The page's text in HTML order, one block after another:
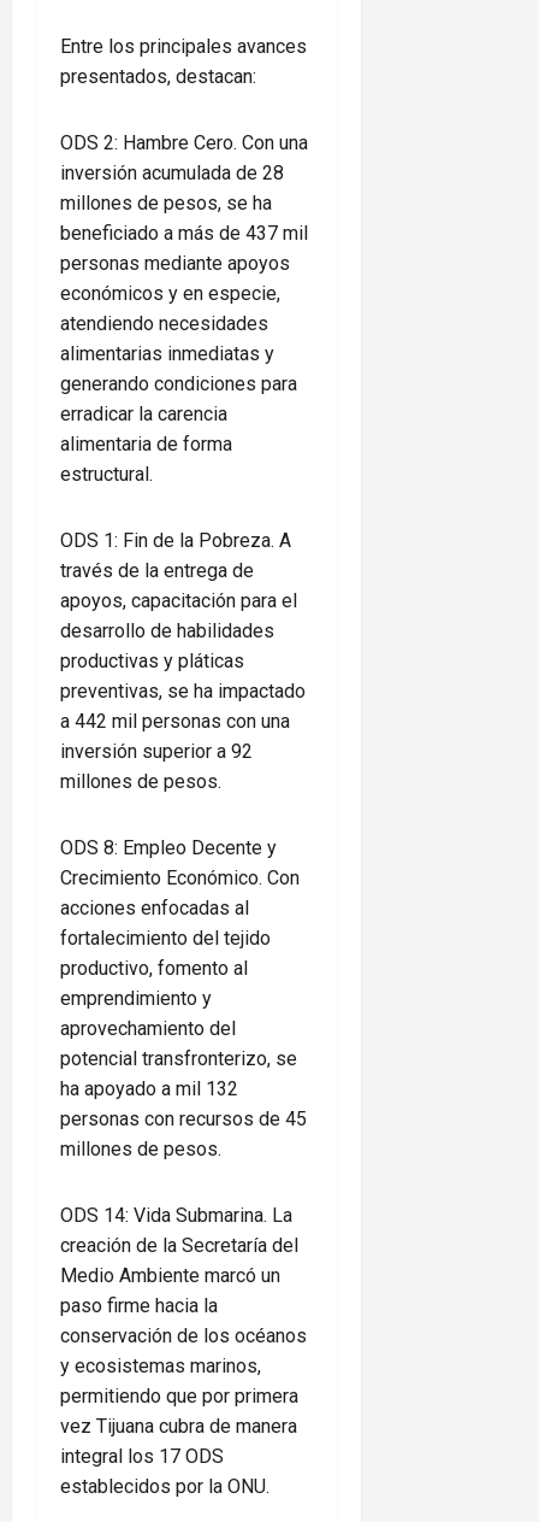
Entre los principales avances
presentados, destacan:
ODS 2: Hambre Cero. Con una
inversión acumulada de 28
millones de pesos, se ha
beneficiado a más de 437 mil
personas mediante apoyos
económicos y en especie,
atendiendo necesidades
alimentarias inmediatas y
generando condiciones para
erradicar la carencia
alimentaria de forma
estructural.
ODS 1: Fin de la Pobreza. A
través de la entrega de
apoyos, capacitación para el
desarrollo de habilidades
productivas y pláticas
preventivas, se ha impactado
a 442 mil personas con una
inversión superior a 92
millones de pesos.
ODS 8: Empleo Decente y
Crecimiento Económico. Con
acciones enfocadas al
fortalecimiento del tejido
productivo, fomento al
emprendimiento y
aprovechamiento del
potencial transfronterizo, se
ha apoyado a mil 132
personas con recursos de 45
millones de pesos.
ODS 14: Vida Submarina. La
creación de la Secretaría del
Medio Ambiente marcó un
paso firme hacia la
conservación de los océanos
y ecosistemas marinos,
permitiendo que por primera
vez Tijuana cubra de manera
integral los 17 ODS
establecidos por la ONU.